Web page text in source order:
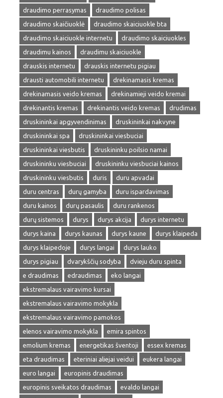
draudimo perrasymas
draudimo polisas
draudimo skaičiuoklė
draudimo skaiciuokle bta
draudimo skaiciuokle internetu
draudimo skaiciuokles
draudimu kainos
draudimu skaiciuokle
drauskis internetu
drauskis internetu pigiau
drausti automobili internetu
drekinamasis kremas
drekinamasis veido kremas
drekinamieji veido kremai
drekinantis kremas
drekinantis veido kremas
drudimas
druskininkai apgyvendinimas
druskininkai nakvyne
druskininkai spa
druskininkai viesbuciai
druskininkai viesbutis
druskininku poilsio namai
druskininku viesbuciai
druskininku viesbuciai kainos
druskininku viesbutis
duris
duru apvadai
duru centras
durų gamyba
duru ispardavimas
duru kainos
durų pasaulis
duru rankenos
durų sistemos
durys durys akcija
durys internetu
durys kaina
durys kaunas durys kaune
durys klaipeda
durys klaipedoje
durys langai
durys lauko
durys pigiau
dvarykščių sodyba
dvieju duru spinta
e draudimas
edraudimas
eko langai
ekstremalaus vairavimo kursai
ekstremalaus vairavimo mokykla
ekstremalaus vairavimo pamokos
elenos vairavimo mokykla
emira spintos
emolium kremas
energetikas šventoji
essex kremas
eta draudimas
eteriniai aliejai veidui
eukera langai
euro langai
europinis draudimas
europinis sveikatos draudimas
evaldo langai